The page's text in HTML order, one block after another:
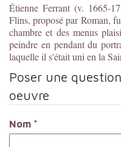
Étienne Ferrant (v. 1665-
Flins, proposé par Roman,
chambre et des menus
peindre en pendant du
laquelle il s'était uni en la
Poser une
oeuvre
Nom *